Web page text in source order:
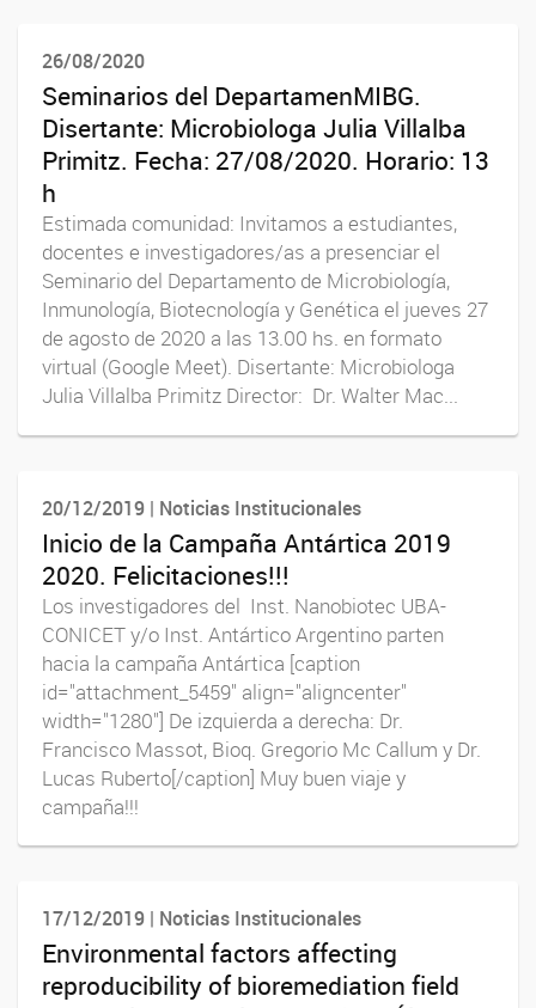
26/08/2020
Seminarios del DepartamenMIBG.
Disertante: Microbiologa Julia Villalba
Primitz. Fecha: 27/08/2020. Horario: 13
h
Estimada comunidad: Invitamos a estudiantes,
docentes e investigadores/as a presenciar el
Seminario del Departamento de Microbiología,
Inmunología, Biotecnología y Genética el jueves 27
de agosto de 2020 a las 13.00 hs. en formato
virtual (Google Meet). Disertante: Microbiologa
Julia Villalba Primitz Director: Dr. Walter Mac...
20/12/2019 | Noticias Institucionales
Inicio de la Campaña Antártica 2019
2020. Felicitaciones!!!
Los investigadores del Inst. Nanobiotec UBA-
CONICET y/o Inst. Antártico Argentino parten
hacia la campaña Antártica [caption
id="attachment_5459" align="aligncenter"
width="1280"] De izquierda a derecha: Dr.
Francisco Massot, Bioq. Gregorio Mc Callum y Dr.
Lucas Ruberto[/caption] Muy buen viaje y
campaña!!!
17/12/2019 | Noticias Institucionales
Environmental factors affecting
reproducibility of bioremediation field